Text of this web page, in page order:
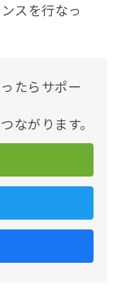
スを行なっ
たらサポー
ながります。